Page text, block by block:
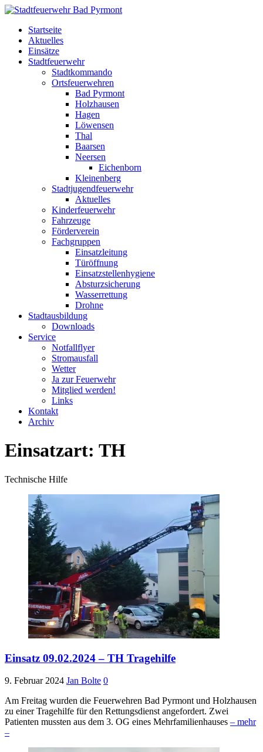
Startseite
Aktuelles
Einsätze
Stadtfeuerwehr
Stadtkommando
Ortsfeuerwehren
Bad Pyrmont
Holzhausen
Hagen
Löwensen
Thal
Baarsen
Neersen
Eichenborn
Kleinenberg
Stadtjugendfeuerwehr
Aktuelles
Kinderfeuerwehr
Fahrzeuge
Förderverein
Fachgruppen
Einsatzleitung
Türöffnung
Einsatzstellenhygiene
Absturzsicherung
Wasserrettung
Drohne
Stadtausbildung
Downloads
Service
Notfallflyer
Stromausfall
Wetter
Ja zur Feuerwehr
Mitglied werden!
Links
Kontakt
Archiv
Einsatzart: TH
Technische Hilfe
Einsatz 09.02.2024 – TH Tragehilfe
9. Februar 2024 Jan Bolte 0
Am Freitag wurden die Feuerwehren Bad Pyrmont und Holzhausen
zu einer Tragehilfe für den Rettungsdienst angefordert. Zwei
Patienten mussten aus dem 3. OG eines Mehrfamilienhauses – mehr
–